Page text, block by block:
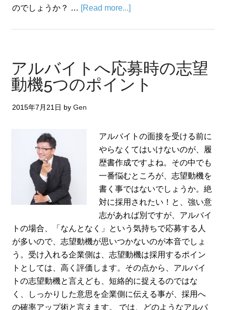
のでしょうか？ … [Read more...]
アルバイトへ応募時の志望
動機5つのポイント
2015年7月21日 byGen
アルバイトの面接を受ける前に
やらなくてはいけないのが、履
歴書作成ですよね。その中でも
一番悩むところが、志望動機を
書く事ではないでしょうか。絶
対に採用されたい！と、強い意
志があれば別ですが、アルバイ
トの場合、「なんとなく」という気持ちで応募する人
が多いので、志望動機が思いつかないのが本音でしょ
う。受け入れる企業側は、志望動機は採用するポイン
トとしては、高く評価します。その点から、アルバイ
トの志望動機と言えども、短絡的に捉えるのではな
く、しっかりした意思を企業側に伝える事が、採用へ
の確率アップ術と言えます。 では、どのようなアルバ